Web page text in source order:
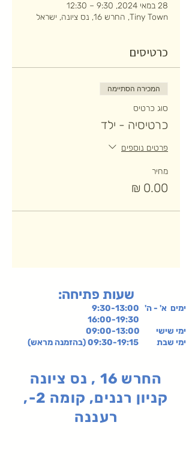
28 במאי 2024, 9:30 – 12:30
Tiny Town, החרש 16, נס ציונה, ישראל
כרטיסים
המכירה הסתיימה
סוג כרטיס
כרטיסיה - ילד
פרטים נוספים
מחיר
:שעות פתיחה
ימים א' - ה' 9:30-13:00
ימי שישי 09:00-13:00
ימי שבת 09:30-19:15 (בהזמנה מראש)
החרש 16 , נס ציונה
קניון רננים, קומה 2-,
רעננה